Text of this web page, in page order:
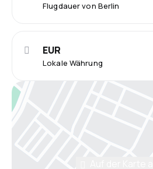
Flugdauer von Berlin
Lokale Währung
EUR